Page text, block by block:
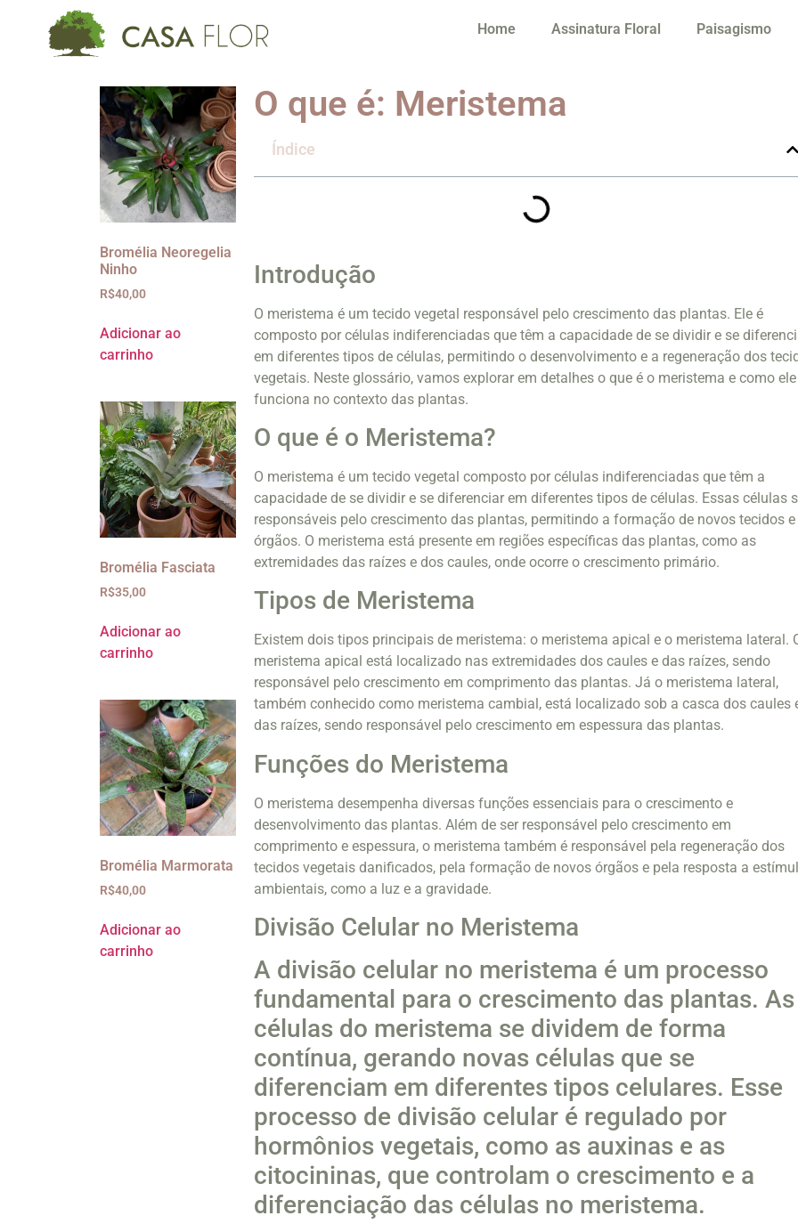
Home Assinatura Floral Paisagismo
Bromélia Neoregelia
Ninho
R$40,00
Adicionar ao
carrinho
Bromélia Fasciata
R$35,00
Adicionar ao
carrinho
Bromélia Marmorata
R$40,00
Adicionar ao
carrinho
O que é: Meristema
Índice
Introdução
O meristema é um tecido vegetal responsável pelo crescimento das plantas. Ele é
composto por células indiferenciadas que têm a capacidade de se dividir e se
em diferentes tipos de células, permitindo o desenvolvimento e a regeneração dos
vegetais. Neste glossário, vamos explorar em detalhes o que é o meristema e como ele
funciona no contexto das plantas.
O que é o Meristema?
O meristema é um tecido vegetal composto por células indiferenciadas que têm a
capacidade de se dividir e se diferenciar em diferentes tipos de células. Essas células
responsáveis pelo crescimento das plantas, permitindo a formação de novos tecidos e
órgãos. O meristema está presente em regiões específicas das plantas, como as
extremidades das raízes e dos caules, onde ocorre o crescimento primário.
Tipos de Meristema
Existem dois tipos principais de meristema: o meristema apical e o meristema lateral.
meristema apical está localizado nas extremidades dos caules e das raízes, sendo
responsável pelo crescimento em comprimento das plantas. Já o meristema lateral,
também conhecido como meristema cambial, está localizado sob a casca dos caules
das raízes, sendo responsável pelo crescimento em espessura das plantas.
Funções do Meristema
O meristema desempenha diversas funções essenciais para o crescimento e
desenvolvimento das plantas. Além de ser responsável pelo crescimento em
comprimento e espessura, o meristema também é responsável pela regeneração dos
tecidos vegetais danificados, pela formação de novos órgãos e pela resposta a
ambientais, como a luz e a gravidade.
Divisão Celular no Meristema
A divisão celular no meristema é um processo
fundamental para o crescimento das plantas. As
células do meristema se dividem de forma
contínua, gerando novas células que se
diferenciam em diferentes tipos celulares. Esse
processo de divisão celular é regulado por
hormônios vegetais, como as auxinas e as
citocininas, que controlam o crescimento e a
diferenciação das células no meristema.